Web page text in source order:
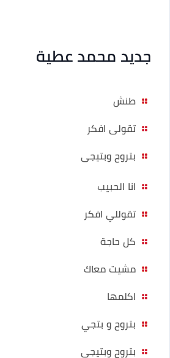
جديد محمد عطية
طنش
تقولى افكر
بتروح وبتيجى
انا الحبيب
تقوللي افكر
كل حاجة
مشيت معاك
اكلمها
بتروح و بتجي
بتروح وبتيجي